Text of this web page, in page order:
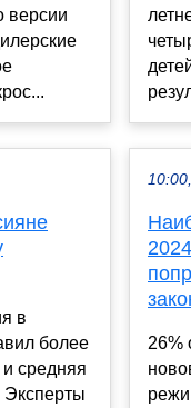
версии
в
более
средняя
Эксперты
26%